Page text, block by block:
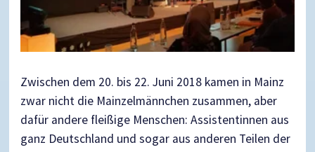
Zwischen dem 20. bis 22. Juni 2018 kamen in Mainz
zwar nicht die Mainzelmännchen zusammen, aber
dafür andere fleißige Menschen: Assistentinnen aus
ganz Deutschland und sogar aus anderen Teilen der